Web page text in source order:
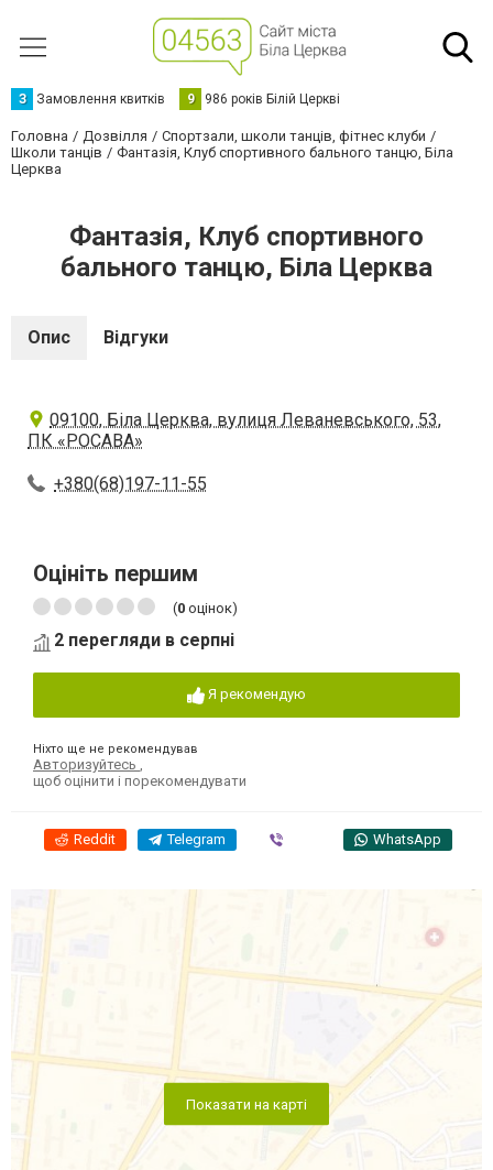
З Замовлення квитків 9 986 років Білій Церкві
Головна Дозвілля
Спортзали, школи танців, фітнес клуби
Школи танців
Фантазія, Клуб спортивного бального танцю, Біла
Церква
Фантазія, Клуб спортивного
бального танцю, Біла Церква
Опис Відгуки
09100, Біла Церква, вулиця Леваневського, 53,
ПК «РОСАВА»
+380(68)197-11-55
Оцініть першим
(0 оцінок)
2 перегляди в серпні
Я рекомендую
Ніхто ще не рекомендував
Авторизуйтесь
щоб оцінити і порекомендувати
Reddit Telegram WhatsApp
Показати на карті